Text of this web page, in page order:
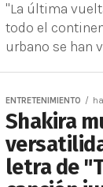
"La última
todo el
urbano se han
ENTRETENIMIENTO
Shakira
letra de